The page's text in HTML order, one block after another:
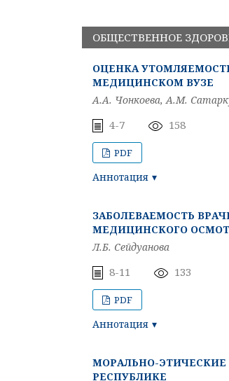
ОБЩЕСТВЕННОЕ
ОЦЕНКА
МЕДИЦИНСКОМ ВУЗЕ
А.А. Чонкоева, А.М.
4-7 158
PDF
Аннотация
ЗАБОЛЕВАЕМОСТЬ
МЕДИЦИНСКОГО
Л.Б. Сейдуанова
8-11 133
PDF
Аннотация
МОРАЛЬНО-
РЕСПУБЛИКЕ